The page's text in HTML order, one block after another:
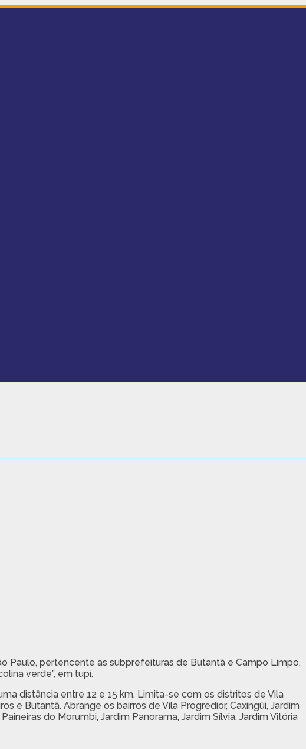
Paulo, pertencente às subprefeituras de Butantã e Campo Limpo,
verde”, em tupi.
distância entre 12 e 15 km. Limita-se com os distritos de Vila
e Butantã. Abrange os bairros de Vila Progredior, Caxingüi, Jardim
do Morumbi, Jardim Panorama, Jardim Sílvia, Jardim Vitória